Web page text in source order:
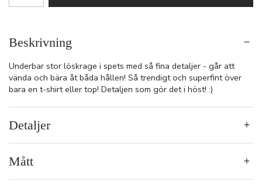
Beskrivning
Underbar stor löskrage i spets med så fina detaljer - går att
vända och bära åt båda hållen! Så trendigt och superfint över
bara en t-shirt eller top! Detaljen som gör det i höst! :)
Detaljer
Mått